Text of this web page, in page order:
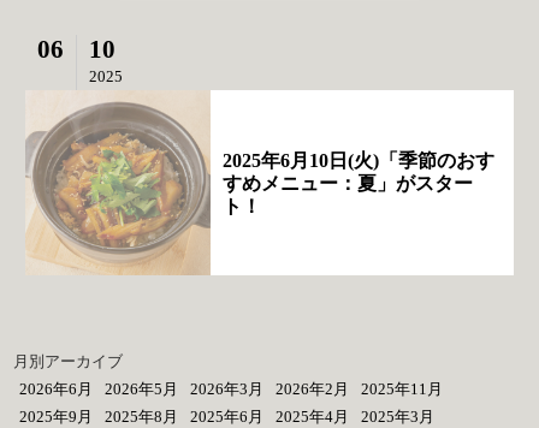
06 10
2025
2025年6月10日(火)「季節のおす
すめメニュー：夏」がスター
ト！
月別アーカイブ
2026年6月
2026年5月 2026年3月 2026年2月
2025年11月
2025年9月
2025年8月 2025年6月 2025年4月
2025年3月